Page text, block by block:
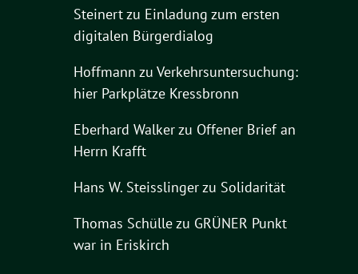
Steinertzu Einladung zum ersten
digitalen Bürgerdialog
Hoffmann zu Verkehrsuntersuchung:
hier Parkplätze Kressbronn
Eberhard Walkerzu Offener Brief an
Herrn Krafft
Hans W. Steisslingerzu Solidarität
Thomas Schüllezu GRÜNER Punkt
war in Eriskirch